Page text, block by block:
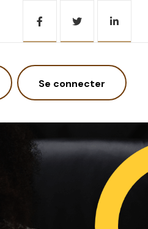
Se connecter